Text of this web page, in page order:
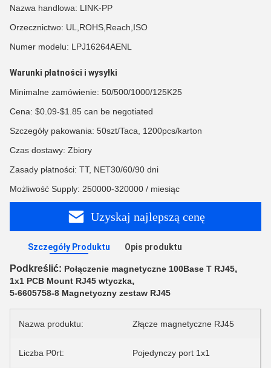
Nazwa handlowa: LINK-PP
Orzecznictwo: UL,ROHS,Reach,ISO
Numer modelu: LPJ16264AENL
Warunki płatności i wysyłki
Minimalne zamówienie: 50/500/1000/125K25
Cena: $0.09-$1.85 can be negotiated
Szczegóły pakowania: 50szt/Taca, 1200pcs/karton
Czas dostawy: Zbiory
Zasady płatności: TT, NET30/60/90 dni
Możliwość Supply: 250000-320000 / miesiąc
Uzyskaj najlepszą cenę
Szczegóły Produktu Opis produktu
Podkreślić: Połączenie magnetyczne 100Base T RJ45,
1x1 PCB Mount RJ45 wtyczka,
5-6605758-8 Magnetyczny zestaw RJ45
Nazwa produktu: Złącze magnetyczne RJ45
Liczba P0rt: Pojedynczy port 1x1